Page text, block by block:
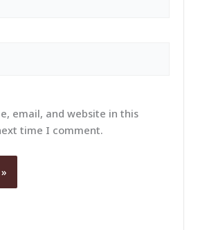
email, and website in this
time I comment.